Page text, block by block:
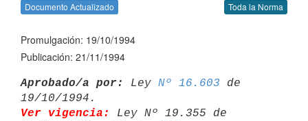
Documento Actualizado Toda la Norma
Promulgación: 19/10/1994
Publicación: 21/11/1994
Aprobado/a por: Ley Nº 16.603 de
Ver vigencia:
Ley Nº 19.355 de